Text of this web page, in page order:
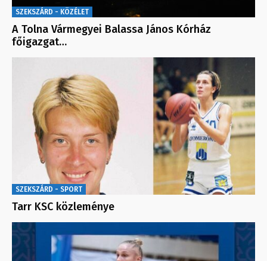
SZEKSZÁRD - KÖZÉLET
A Tolna Vármegyei Balassa János Kórház
főigazgat…
SZEKSZÁRD - SPORT
Tarr KSC közleménye